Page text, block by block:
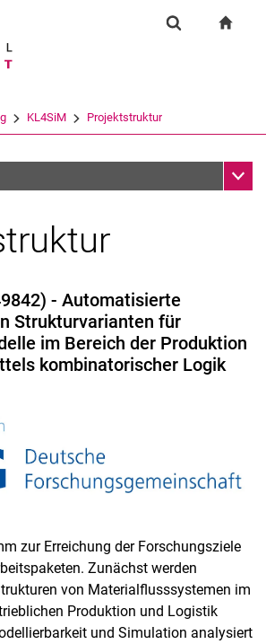
Springe direkt zu: Inhalt
Springe direkt zu: Suche
Springe direkt zu:
Suchen (öffnet externen Link in einem
KL4SiM Projektstruktur
- Automatisierte
Strukturvarianten für
im Bereich der Produktion
kombinatorischer Logik
zur Erreichung der Forschungsziele
Zunächst werden
von Materialflusssystemen im
Produktion und Logistik
und Simulation analysiert